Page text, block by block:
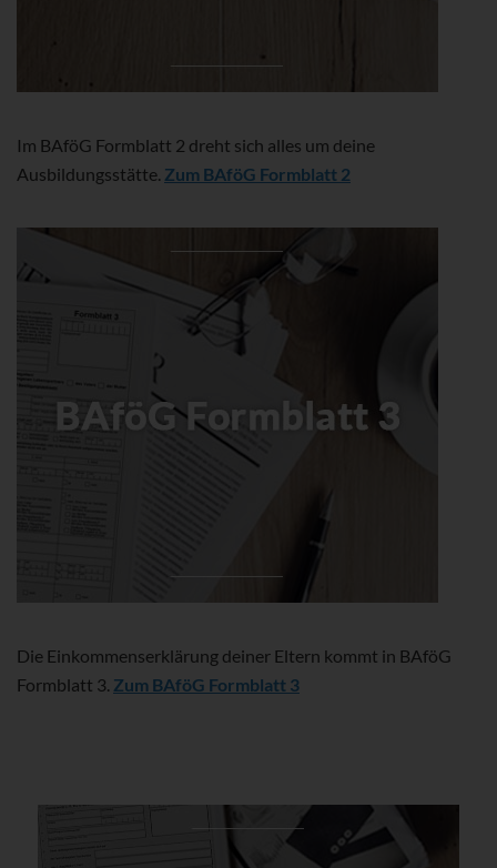
Im BAföG Formblatt 2 dreht sich alles um deine
Ausbildungsstätte. Zum BAföG Formblatt 2
Die Einkommenserklärung deiner Eltern kommt in BAföG
Formblatt 3. Zum BAföG Formblatt 3